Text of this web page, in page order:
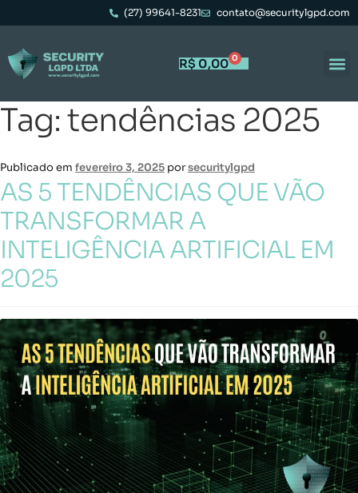
(27) 99641-8231 contato@securitylgpd.com
R$ 0,00 0
Tag: tendências 2025
Publicado em fevereiro 3, 2025 porsecuritylgpd
AS 5 TENDÊNCIAS QUE VÃO
TRANSFORMAR A
INTELIGÊNCIA ARTIFICIAL EM
2025